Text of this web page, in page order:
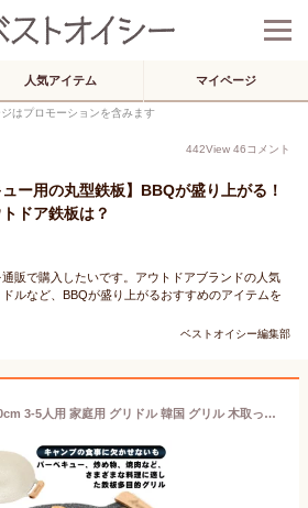
人気アイテム マイページ
はプロモーションを含みます
442View 46コメント
ュー用の丸型鉄板】BBQが盛り上がる！
ドア鉄板は？
販で購入したいです。アウトドアブランドの人気
ルなど、BBQが盛り上がるおすすめのアイテムを
ベストオイシー編集部
丸型 鉄板 小さめ 30cm 3-5人用 家庭用 グリドル 韓国 グリル 木取っ手 ステーキ 焼肉 プレート 丸型鉄板 グリルパン 軽量 焚火 IH ガスコンロ 直火 炭火 BBQ バーベキュー キャンプ アウトドア 敬老の日